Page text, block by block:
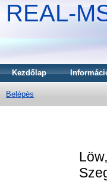
REAL-
Kezdőlap
Belépés